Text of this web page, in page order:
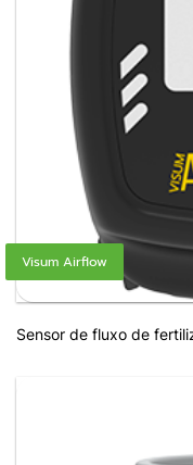
Visum Airflow
Sensor de fluxo de